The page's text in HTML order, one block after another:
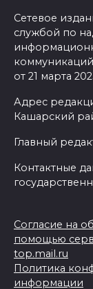
Сетевое
службой по
от 21 марта
Адрес
Кашарский
Главный
Контактные
Согласие на
помощью
top.mail.ru
Политика
информации